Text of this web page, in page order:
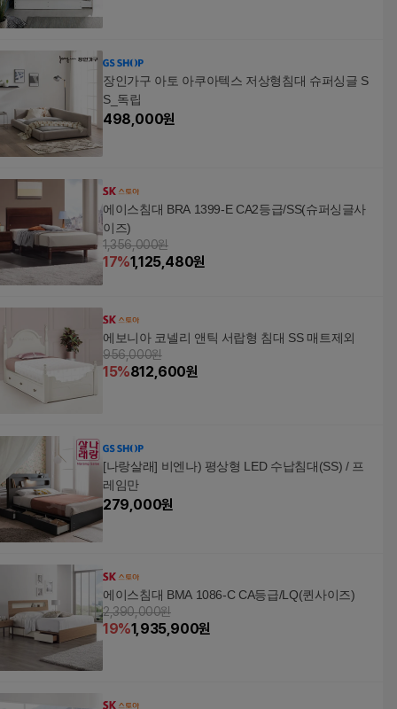
장인가구 아토 아쿠아텍스 저상형침대 슈퍼싱글 S
S_독립
498,000원
에이스침대 BRA 1399-E CA2등급/SS(슈퍼싱글사
이즈)
1,356,000원
17%1,125,480원
에보니아 코넬리 앤틱 서랍형 침대 SS 매트제외
956,000원
15%812,600원
[나랑살래] 비엔나) 평상형 LED 수납침대(SS) / 프
레임만
279,000원
에이스침대 BMA 1086-C CA등급/LQ(퀸사이즈)
2,390,000원
19%1,935,900원